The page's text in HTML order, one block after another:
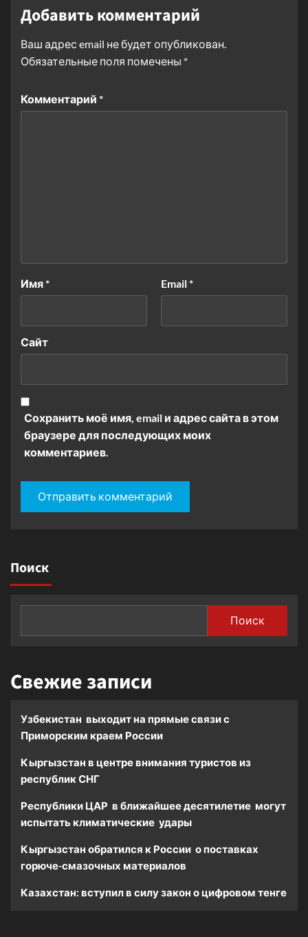
Добавить комментарий
Ваш адрес email не будет опубликован.
Обязательные поля помечены *
Комментарий *
Имя* Email*
Сайт
Сохранить моё имя, email и адрес сайта в этом
браузере для последующих моих
комментариев.
Поиск
Поиск
Свежие записи
Узбекистан выходит на прямые связи с
Приморским краем России
Кыргызстан в центре внимания туристов из
республик СНГ
Республики ЦАР в ближайшее десятилетие могут
испытать климатические удары
Кыргызстан обратился к России о поставках
горюче-смазочных материалов
Казахстан: вступил в силу закон о цифровом тенге